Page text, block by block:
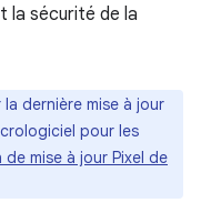
la sécurité de la
dernière mise à jour
pour les
de mise à jour Pixel de